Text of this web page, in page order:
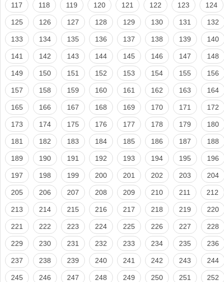
117 118 119 120 121 122 123 124
125 126 127 128 129 130 131 132
133 134 135 136 137 138 139 140
141 142 143 144 145 146 147 148
149 150 151 152 153 154 155 156
157 158 159 160 161 162 163 164
165 166 167 168 169 170 171 172
173 174 175 176 177 178 179 180
181 182 183 184 185 186 187 188
189 190 191 192 193 194 195 196
197 198 199 200 201 202 203 204
205 206 207 208 209 210 211 212
213 214 215 216 217 218 219 220
221 222 223 224 225 226 227 228
229 230 231 232 233 234 235 236
237 238 239 240 241 242 243 244
245 246 247 248 249 250 251 252